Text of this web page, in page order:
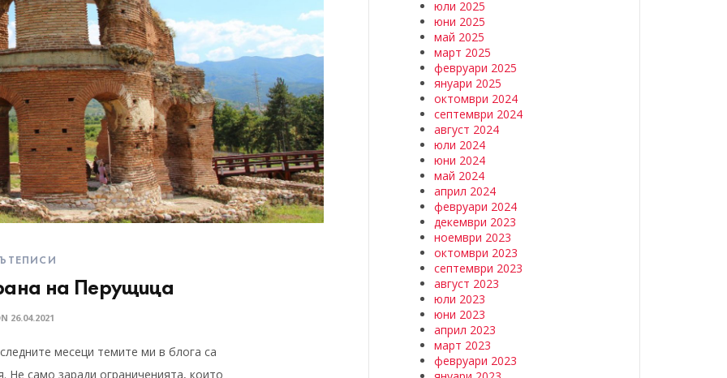
на Перущица
26.04.2021
месеци темите ми в блога са
Не само заради ограниченията, които
юли 2025
юни 2025
май 2025
март 2025
февруари 2025
януари 2025
октомври 2024
септември 2024
август 2024
юли 2024
юни 2024
май 2024
април 2024
февруари 2024
декември 2023
ноември 2023
октомври 2023
септември 2023
август 2023
юли 2023
юни 2023
април 2023
март 2023
февруари 2023